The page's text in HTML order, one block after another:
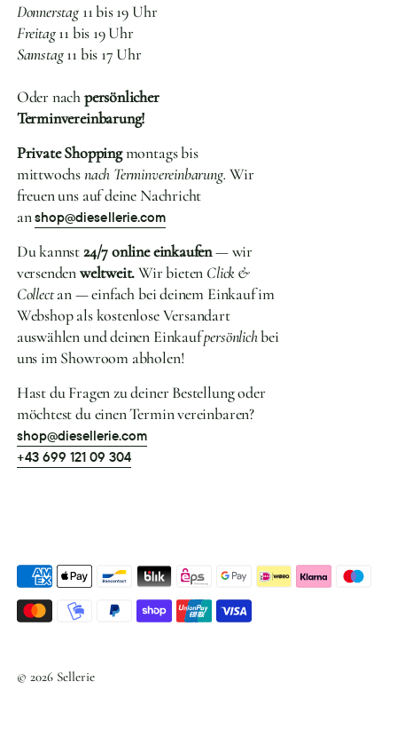
Donnerstag11 bis 19 Uhr
Freitag11 bis 19 Uhr
Samstag11 bis 17 Uhr
Oder nachpersönlicher
Terminvereinbarung!
Private Shoppingmontags bis
mittwochsnach Terminvereinbarung. Wir
freuen uns auf deine Nachricht
anshop@diesellerie.com
Du kannst24/7 online einkaufen— wir
versendenweltweit.Wir bieten Click &
Collectan — einfach bei deinem Einkauf im
Webshop als kostenlose Versandart
auswählen und deinen Einkaufpersönlichbei
uns im Showroom abholen!
Hast du Fragen zu deiner Bestellung oder
möchtest du einen Termin vereinbaren?
shop@diesellerie.com
+43 699 121 09 304
Akzeptierte
© 2026 Sellerie